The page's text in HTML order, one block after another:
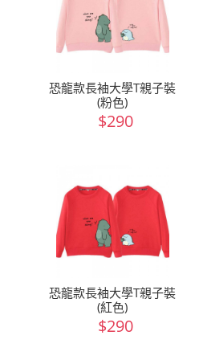
恐龍款長袖大學T親子裝
(粉色)
$290
恐龍款長袖大學T親子裝
(紅色)
$290